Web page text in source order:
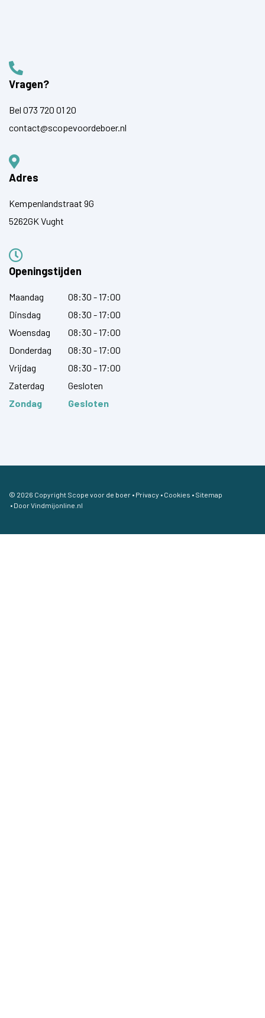
Vragen?
Bel 073 720 01 20
contact@scopevoordeboer.nl
Adres
Kempenlandstraat 9G
5262GK Vught
Openingstijden
Maandag
08:30 - 17:00
Dinsdag
08:30 - 17:00
Woensdag
08:30 - 17:00
Donderdag
08:30 - 17:00
Vrijdag
08:30 - 17:00
Zaterdag
Gesloten
Zondag
Gesloten
© 2026 Copyright Scope voor de boer • Privacy • Cookies • Sitemap
• DoorVindmijonline.nl